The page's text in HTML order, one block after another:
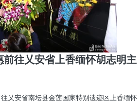
往乂安省上香缅怀胡志明主
乂安省南坛县金莲国家特别遗迹区上香缅怀